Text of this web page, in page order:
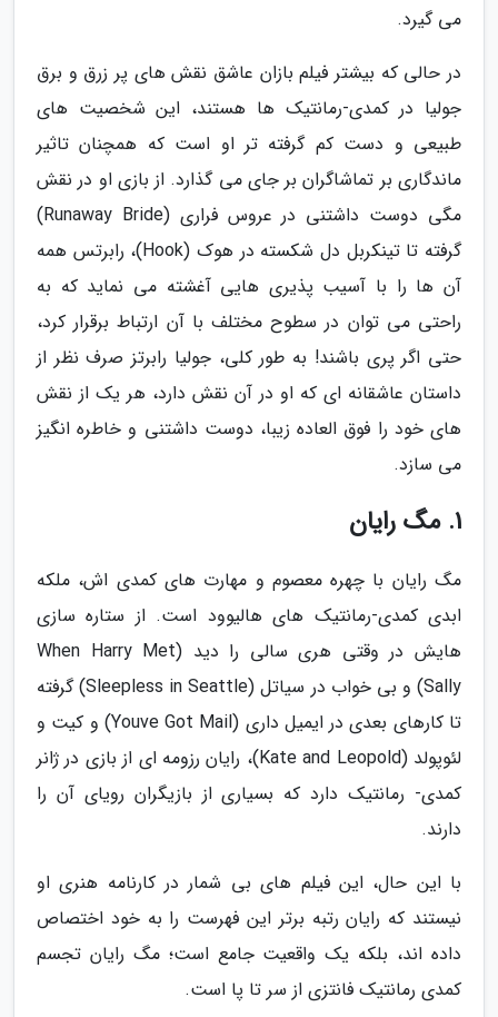
می گیرد.
در حالی که بیشتر فیلم بازان عاشق نقش های پر زرق و برق
جولیا در کمدی-رمانتیک ها هستند، این شخصیت های
طبیعی و دست کم گرفته تر او است که همچنان تاثیر
ماندگاری بر تماشاگران بر جای می گذارد. از بازی او در نقش
مگی دوست داشتنی در عروس فراری (Runaway Bride)
گرفته تا تینکربل دل شکسته در هوک (Hook)، رابرتس همه
آن ها را با آسیب پذیری هایی آغشته می نماید که به
راحتی می توان در سطوح مختلف با آن ارتباط برقرار کرد،
حتی اگر پری باشند! به طور کلی، جولیا رابرتز صرف نظر از
داستان عاشقانه ای که او در آن نقش دارد، هر یک از نقش
های خود را فوق العاده زیبا، دوست داشتنی و خاطره انگیز
می سازد.
1. مگ رایان
مگ رایان با چهره معصوم و مهارت های کمدی اش، ملکه
ابدی کمدی-رمانتیک های هالیوود است. از ستاره سازی
هایش در وقتی هری سالی را دید (When Harry Met
Sally) و بی خواب در سیاتل (Sleepless in Seattle) گرفته
تا کارهای بعدی در ایمیل داری (Youve Got Mail) و کیت و
لئوپولد (Kate and Leopold)، رایان رزومه ای از بازی در ژانر
کمدی- رمانتیک دارد که بسیاری از بازیگران رویای آن را
دارند.
با این حال، این فیلم های بی شمار در کارنامه هنری او
نیستند که رایان رتبه برتر این فهرست را به خود اختصاص
داده اند، بلکه یک واقعیت جامع است؛ مگ رایان تجسم
کمدی رمانتیک فانتزی از سر تا پا است.